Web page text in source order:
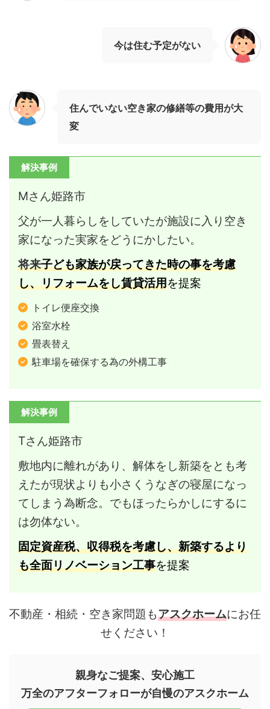
今は住む予定がない
住んでいない空き家の修繕等の費用が大
変
解決事例
Mさん姫路市
父が一人暮らしをしていたが施設に入り 空き
家になった実家をどうにかしたい。
将来子ども家族が戻ってきた時の事を考慮
し、リフォームをし賃貸活用を提案
トイレ便座交換
浴室水栓
畳表替え
駐車場を確保する為の外構工事
解決事例
Tさん姫路市
敷地内に離れがあり、解体をし新築をとも考
えたが現状よりも小さくうなぎの寝屋になっ
てしまう為断念。でもほったらかしにするに
は勿体ない。
固定資産税、収得税を考慮し、新築するより
も全面リノベーション工事を提案
不動産・相続・空き家問題もアスクホームにお任
せください！
親身なご提案、安心施工
万全のアフターフォローが自慢のアスクホーム